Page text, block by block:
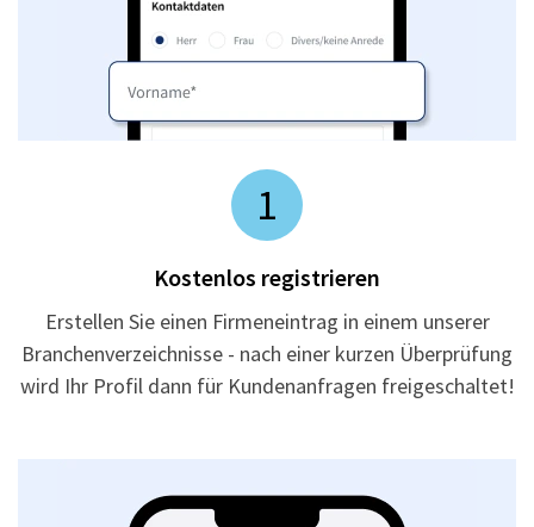
1
Kostenlos registrieren
Erstellen Sie einen Firmeneintrag in einem unserer
Branchenverzeichnisse - nach einer kurzen Überprüfung
wird Ihr Profil dann für Kundenanfragen freigeschaltet!